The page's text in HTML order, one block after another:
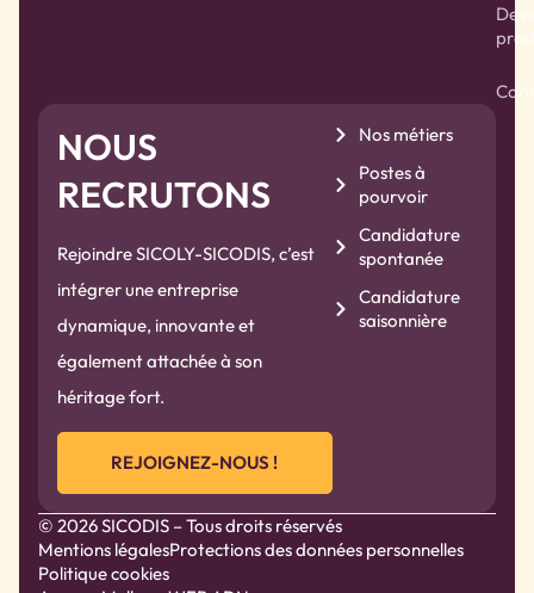
NOUS
RECRUTONS
Rejoindre SICOLY-SICODIS, c’est
intégrer une entreprise
dynamique, innovante et
également attachée à son
héritage fort.
REJOIGNEZ-NOUS !
Nos métiers
Postes à
pourvoir
Candidature
spontanée
Candidature
saisonnière
© 2026 SICODIS – Tous droits réservés
Mentions légalesProtections des données personnelles
Politique cookies